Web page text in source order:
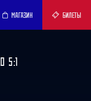
МАГАЗИН БИЛЕТЫ
5:1